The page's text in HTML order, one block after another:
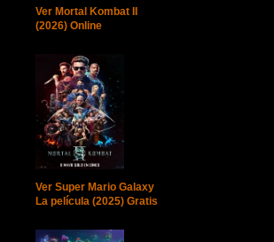
Ver Mortal Kombat II
(2026) Online
Ver Super Mario Galaxy
La película (2025) Gratis